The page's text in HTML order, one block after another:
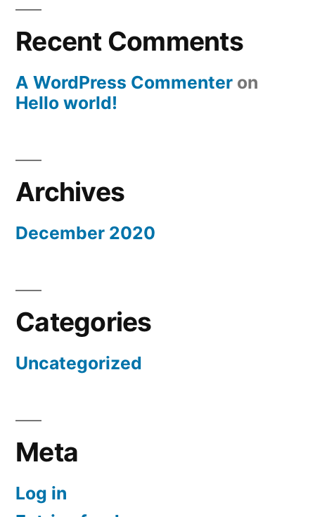
Recent Comments
A WordPress Commenter on
Hello world!
Archives
December 2020
Categories
Uncategorized
Meta
Log in